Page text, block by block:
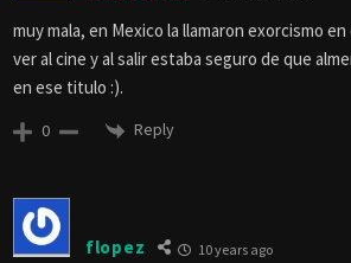
muy mala, en Mexico la llamaron exorcismo
ver al cine y al salir estaba seguro de que
en ese titulo :).
0 Reply
flopez 10 years ago